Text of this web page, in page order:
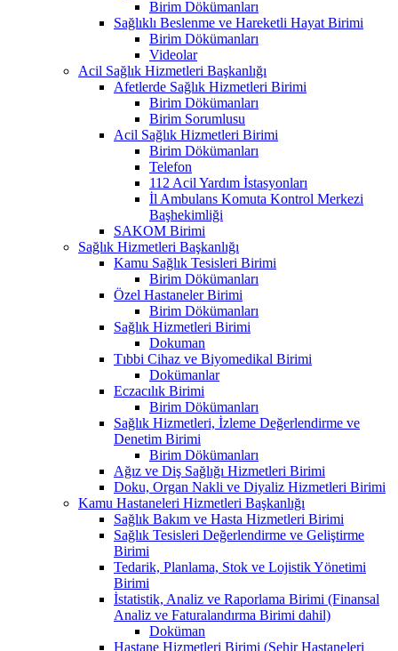
Birim Dökümanları
Sağlıklı Beslenme ve Hareketli Hayat Birimi
Birim Dökümanları
Videolar
Acil Sağlık Hizmetleri Başkanlığı
Afetlerde Sağlık Hizmetleri Birimi
Birim Dökümanları
Birim Sorumlusu
Acil Sağlık Hizmetleri Birimi
Birim Dökümanları
Telefon
112 Acil Yardım İstasyonları
İl Ambulans Komuta Kontrol Merkezi
Başhekimliği
SAKOM Birimi
Sağlık Hizmetleri Başkanlığı
Kamu Sağlık Tesisleri Birimi
Birim Dökümanları
Özel Hastaneler Birimi
Birim Dökümanları
Sağlık Hizmetleri Birimi
Dokuman
Tıbbi Cihaz ve Biyomedikal Birimi
Dokümanlar
Eczacılık Birimi
Birim Dökümanları
Sağlık Hizmetleri, İzleme Değerlendirme ve
Denetim Birimi
Birim Dökümanları
Ağız ve Diş Sağlığı Hizmetleri Birimi
Doku, Organ Nakli ve Diyaliz Hizmetleri Birimi
Kamu Hastaneleri Hizmetleri Başkanlığı
Sağlık Bakım ve Hasta Hizmetleri Birimi
Sağlık Tesisleri Değerlendirme ve Geliştirme
Birimi
Tedarik, Planlama, Stok ve Lojistik Yönetimi
Birimi
İstatistik, Analiz ve Raporlama Birimi (Finansal
Analiz ve Faturalandırma Birimi dahil)
Doküman
Hastane Hizmetleri Birimi (Şehir Hastaneleri